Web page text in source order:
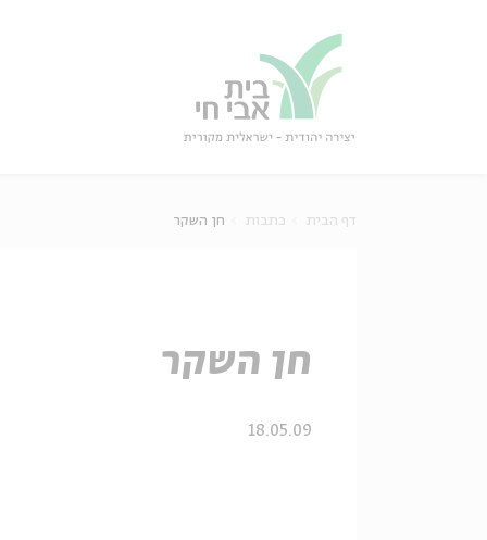
דף הבית כתבות חן השקר
חן השקר
18.05.09